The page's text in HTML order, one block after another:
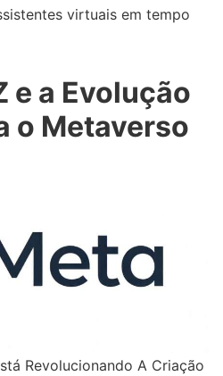
virtuais em tempo
e a Evolução
o Metaverso
Revolucionando A Criação